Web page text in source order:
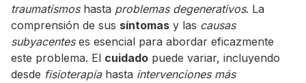
traumatismoshasta problemas degenerativos. La
comprensión de sus síntomas y las causas
subyacenteses esencial para abordar eficazmente
este problema. El cuidado puede variar, incluyendo
desde fisioterapiahasta intervenciones más